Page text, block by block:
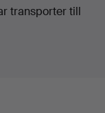
transporter till